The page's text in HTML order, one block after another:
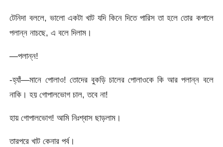
টেনিদা বললে, ভালো একটা খাট যদি কিনে দিতে পারিস তা হলে তোর কপালে
পলান্ন নাচছে, এ বলে দিলাম।
—পলান্ন!
-হ্যাঁ—মানে পোলাও! তোদের বুকড়ি চালের পোলাওকে কি আর পলান্ন বলে
নাকি। হয় গোপালভোগ চাল, তবে না!
হায় গোপালভোগ! আমি নিঃশ্বাস ছাড়লাম।
তারপরে খাট কেনার পর্ব।